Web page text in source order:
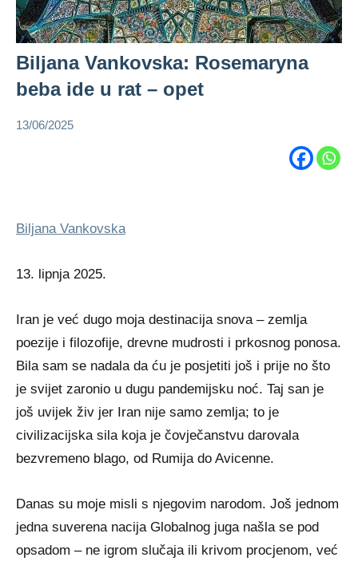
Biljana Vankovska: Rosemaryna
beba ide u rat – opet
13/06/2025
Biljana Vankovska
13. lipnja 2025.
Iran je već dugo moja destinacija snova – zemlja
poezije i filozofije, drevne mudrosti i prkosnog ponosa.
Bila sam se nadala da ću je posjetiti još i prije no što
je svijet zaronio u dugu pandemijsku noć. Taj san je
još uvijek živ jer Iran nije samo zemlja; to je
civilizacijska sila koja je čovječanstvu darovala
bezvremeno blago, od Rumija do Avicenne.
Danas su moje misli s njegovim narodom. Još jednom
jedna suverena nacija Globalnog juga našla se pod
opsadom – ne igrom slučaja ili krivom procjenom, već